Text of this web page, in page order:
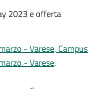
2023 e offerta
- Varese, Campus
- Varese,